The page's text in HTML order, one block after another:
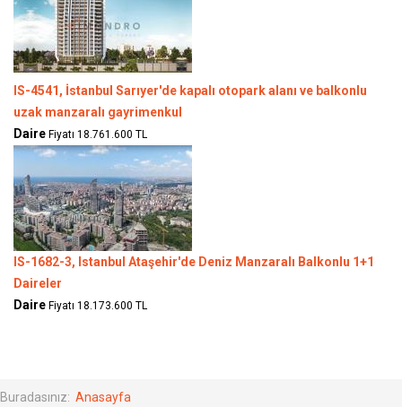
IS-4541, İstanbul Sarıyer'de kapalı otopark alanı ve balkonlu
uzak manzaralı gayrimenkul
Daire Fiyatı 18.761.600 TL
IS-1682-3, Istanbul Ataşehir'de Deniz Manzaralı Balkonlu 1+1
Daireler
Daire Fiyatı 18.173.600 TL
Buradasınız: Anasayfa